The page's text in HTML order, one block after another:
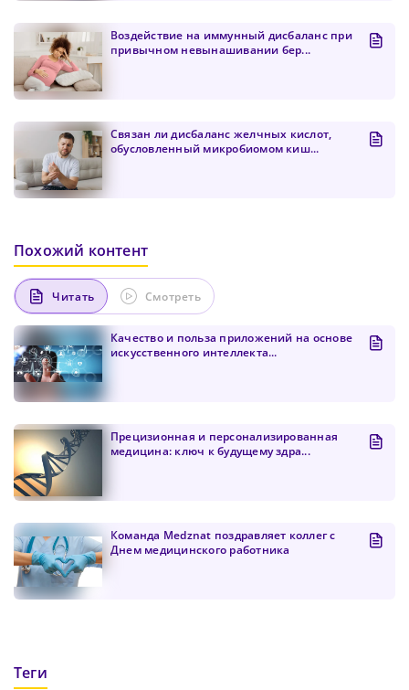
Подтвердите Пароль
Воздействие на иммунный дисбаланс при
привычном невынашивании бер...
Связан ли дисбаланс желчных кислот,
обусловленный микробиомом киш...
Похожий контент
Читать Смотреть
Качество и польза приложений на основе
искусственного интеллекта...
Прецизионная и персонализированная
медицина: ключ к будущему здра...
Команда Medznat поздравляет коллег с
Днем медицинского работника
Теги